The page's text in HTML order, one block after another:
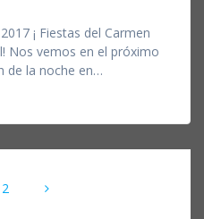
¡ Fiestas del Carmen
Nos vemos en el próximo
de la noche en…
Página
2